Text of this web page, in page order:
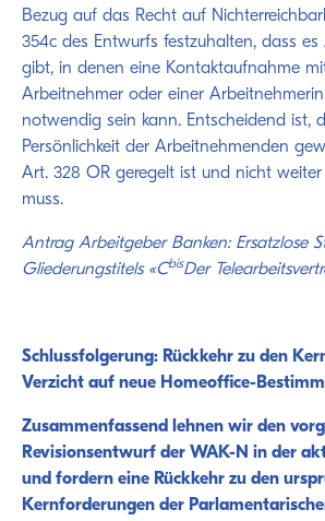
Bezug auf das Recht auf
354c des Entwurfs festzuhalten, dass es
gibt, in denen eine Kontaktaufnahme
Arbeitnehmer oder einer
notwendig sein kann. Entscheidend ist,
Persönlichkeit der Arbeitnehmenden
Art. 328 OR geregelt ist und nicht
muss.
Antrag Arbeitgeber Banken: Ersatzlose
Gliederungstitels «CbisDer
Schlussfolgerung: Rückkehr zu den
Verzicht auf neue Homeoffice-
Zusammenfassend lehnen wir den
Revisionsentwurf der WAK-N in der
und fordern eine Rückkehr zu den
Kernforderungen der